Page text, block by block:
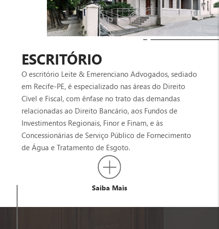
ESCRITÓRIO
O escritório Leite & Emerenciano Advogados, sediado
em Recife-PE, é especializado nas áreas do Direito
Cível e Fiscal, com ênfase no trato das demandas
relacionadas ao Direito Bancário, aos Fundos de
Investimentos Regionais, Finor e Finam, e às
Concessionárias de Serviço Público de Fornecimento
de Água e Tratamento de Esgoto.
Saiba Mais